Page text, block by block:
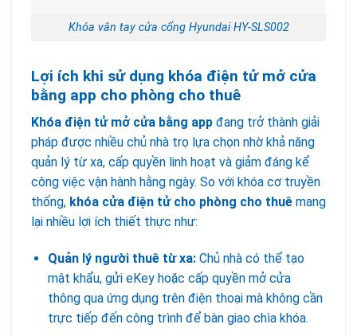
Khóa vân tay cửa cổng Hyundai HY-SLS002
Lợi ích khi sử dụng khóa điện tử mở cửa
bằng app cho phòng cho thuê
Khóa điện tử mở cửa bằng app đang trở thành giải
pháp được nhiều chủ nhà trọ lựa chọn nhờ khả năng
quản lý từ xa, cấp quyền linh hoạt và giảm đáng kể
công việc vận hành hằng ngày. So với khóa cơ truyền
thống, khóa cửa điện tử cho phòng cho thuê mang
lại nhiều lợi ích thiết thực như:
Quản lý người thuê từ xa:Chủ nhà có thể tạo
mật khẩu, gửi eKey hoặc cấp quyền mở cửa
thông qua ứng dụng trên điện thoại mà không cần
trực tiếp đến công trình để bàn giao chìa khóa.